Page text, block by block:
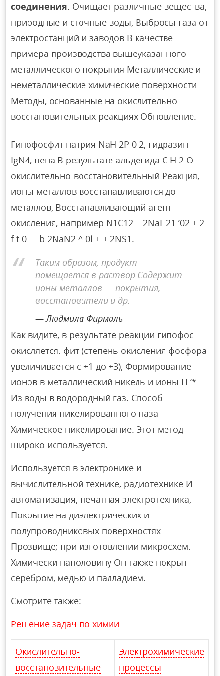
соединения. Очищает различные вещества,
природные и сточные воды, Выбросы газа от
электростанций и заводов В качестве
примера производства вышеуказанного
металлического покрытия Металлические и
неметаллические химические поверхности
Методы, основанные на окислительно-
восстановительных реакциях Обновление.
Гипофосфит натрия NaH 2P 0 2, гидразин
IgN4, пена В результате альдегида C H 2 O
окислительно-восстановительный Реакция,
ионы металлов восстанавливаются до
металлов, Восстанавливающий агент
окисления, например N1C12 + 2NaH21 ’02 + 2
f t 0 = -b 2NaN2 ^ 0l + + 2NS1.
Таким образом, продукт
помещается в раствор Содержит
ионы металлов — покрытия,
восстановители и др.
Людмила Фирмаль
Как видите, в результате реакции гипофос
окисляется. фит (степень окисления фосфора
увеличивается с +1 до +3), Формирование
ионов в металлический никель и ионы H ‘*
Из воды в водородный газ. Способ
получения никелированного наза
Химическое никелирование. Этот метод
широко используется.
Используется в электронике и
вычислительной технике, радиотехнике И
автоматизация, печатная электротехника,
Покрытие на диэлектрических и
полупроводниковых поверхностях
Прозвище; при изготовлении микросхем.
Химически наполовину Он также покрыт
серебром, медью и палладием.
Смотрите также:
Решение задач по химии
Окислительно-
восстановительные
Электрохимические
процессы